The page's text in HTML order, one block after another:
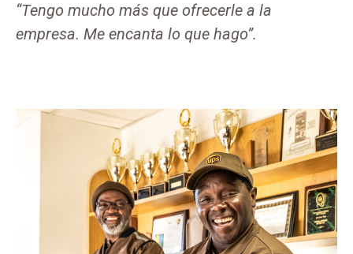
“Tengo mucho más que ofrecerle a la
empresa. Me encanta lo que hago”.